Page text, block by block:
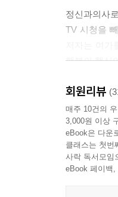
정신과의사
TV 시청을
행복의 핵심
저자는 ‘내
우리가 일반
자체로 즐거
순간에 행복
정신과전문
회원리뷰
매주 10건의
3,000원 이상
eBook은 다운
클래스는 첫번
사락 독서모임
eBook 페이백